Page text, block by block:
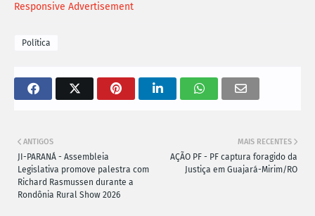
Responsive Advertisement
Política
MAIS RECENTES
AÇÃO PF - PF captura foragido da
Justiça em Guajará-Mirim/RO
ANTIGOS
JI-PARANÁ - Assembleia
Legislativa promove palestra com
Richard Rasmussen durante a
Rondônia Rural Show 2026